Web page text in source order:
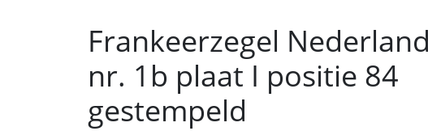
Frankeerzegel
nr. 1b plaat I positie 84
gestempeld